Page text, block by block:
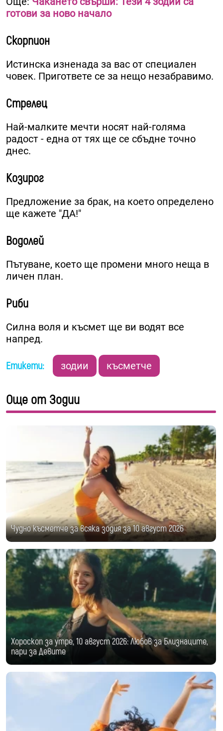
готови за ново начало
Скорпион
Истинска изненада за вас от специален
човек. Пригответе се за нещо незабравимо.
Стрелец
Най-малките мечти носят най-голяма
радост - една от тях ще се сбъдне точно
днес.
Козирог
Предложение за брак, на което определено
ще кажете "ДА!"
Водолей
Пътуване, което ще промени много неща в
личен план.
Риби
Силна воля и късмет ще ви водят все
напред.
Етикети: зодии късметче
Още от Зодии
Чудно късметче за всяка зодия за 10 август 2026
Хороскоп за утре, 10 август 2026: Любов за Близнаците,
пари за Девите